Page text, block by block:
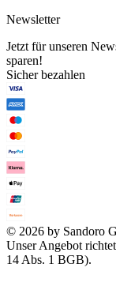
Newsletter
Jetzt für unseren
sparen!
Sicher bezahlen
© 2026 by Sandoro
Unser Angebot
14 Abs. 1 BGB).